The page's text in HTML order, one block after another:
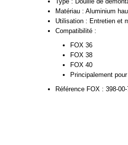
Matériau : Aluminium
Utilisation : Entretien et
Compatibilité :
FOX 36
FOX 38
FOX 40
Principalement
Référence FOX : 398-